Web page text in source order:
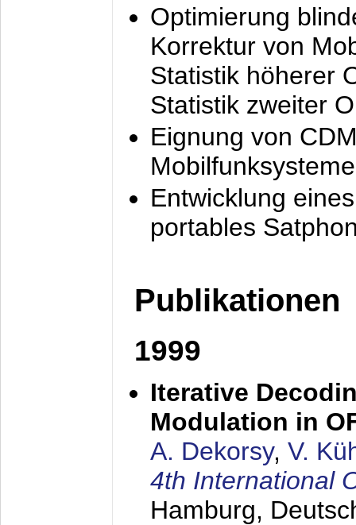
Optimierung
Korrektur von
Statistik höherer
Statistik zweiter
Eignung von
Mobilfunksysteme
Entwicklung
portables
Publikationen
1999
Iterative
Modulation in
A. Dekorsy, V.
4th International
Hamburg,